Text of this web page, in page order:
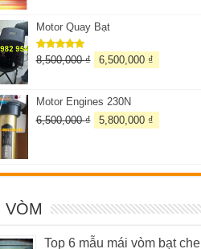
Motor Quay Bạt
Được xếp
8,500,000₫ 6,500,000 ₫
Motor Engines 230N
6,500,000₫ 5,800,000 ₫
VÒM
Top 6 mẫu mái vòm bạt che